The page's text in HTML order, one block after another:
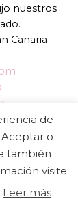
nuestros
Canaria
de
o
también
visite
Leer más